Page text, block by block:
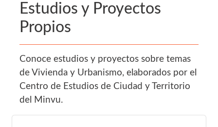
Estudios y Proyectos
Propios
Conoce estudios y proyectos sobre temas
de Vivienda y Urbanismo, elaborados por el
Centro de Estudios de Ciudad y Territorio
del Minvu.